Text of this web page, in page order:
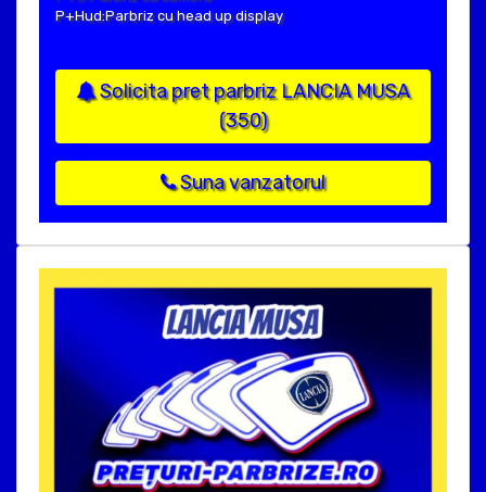
P+Hud:Parbriz cu head up display
Solicita pret parbriz LANCIA MUSA
(350)
Suna vanzatorul